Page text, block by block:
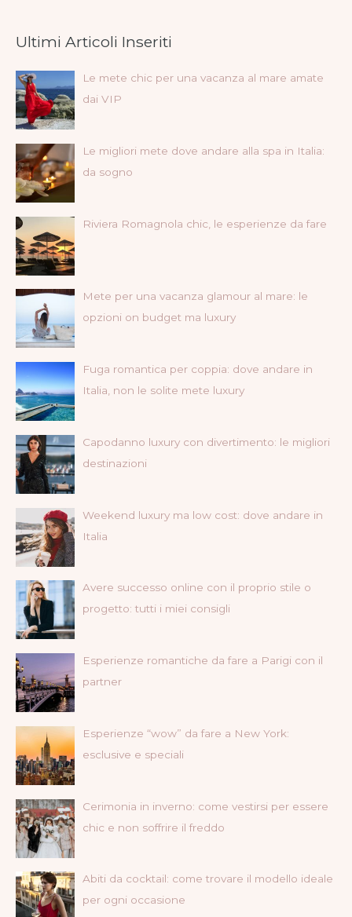
Ultimi Articoli Inseriti
Le mete chic per una vacanza al mare amate
dai VIP
Le migliori mete dove andare alla spa in Italia:
da sogno
Riviera Romagnola chic, le esperienze da fare
Mete per una vacanza glamour al mare: le
opzioni on budget ma luxury
Fuga romantica per coppia: dove andare in
Italia, non le solite mete luxury
Capodanno luxury con divertimento: le migliori
destinazioni
Weekend luxury ma low cost: dove andare in
Italia
Avere successo online con il proprio stile o
progetto: tutti i miei consigli
Esperienze romantiche da fare a Parigi con il
partner
Esperienze “wow” da fare a New York:
esclusive e speciali
Cerimonia in inverno: come vestirsi per essere
chic e non soffrire il freddo
Abiti da cocktail: come trovare il modello ideale
per ogni occasione